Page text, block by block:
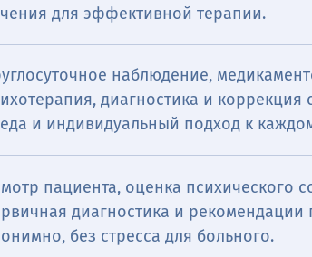
для эффективной терапии.
наблюдение,
диагностика и коррекция
и индивидуальный подход к
пациента, оценка психического
диагностика и
без стресса для больного.
врача, диагностика, назначение